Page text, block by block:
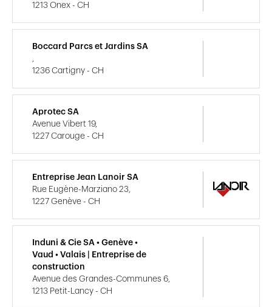
1213 Onex - CH
Boccard Parcs et Jardins SA
1236 Cartigny - CH
Aprotec SA
Avenue Vibert 19,
1227 Carouge - CH
Entreprise Jean Lanoir SA
Rue Eugène-Marziano 23,
1227 Genève - CH
Induni & Cie SA • Genève •
Vaud • Valais | Entreprise de
construction
Avenue des Grandes-Communes 6,
1213 Petit-Lancy - CH